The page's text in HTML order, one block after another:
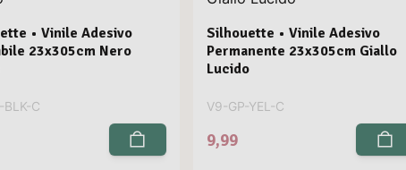
• Vinile Adesivo
23x305cm Nero
C
Silhouette • Vinile Adesivo
Permanente 23x305cm Giallo
Lucido
V9-GP-YEL-C
9,99